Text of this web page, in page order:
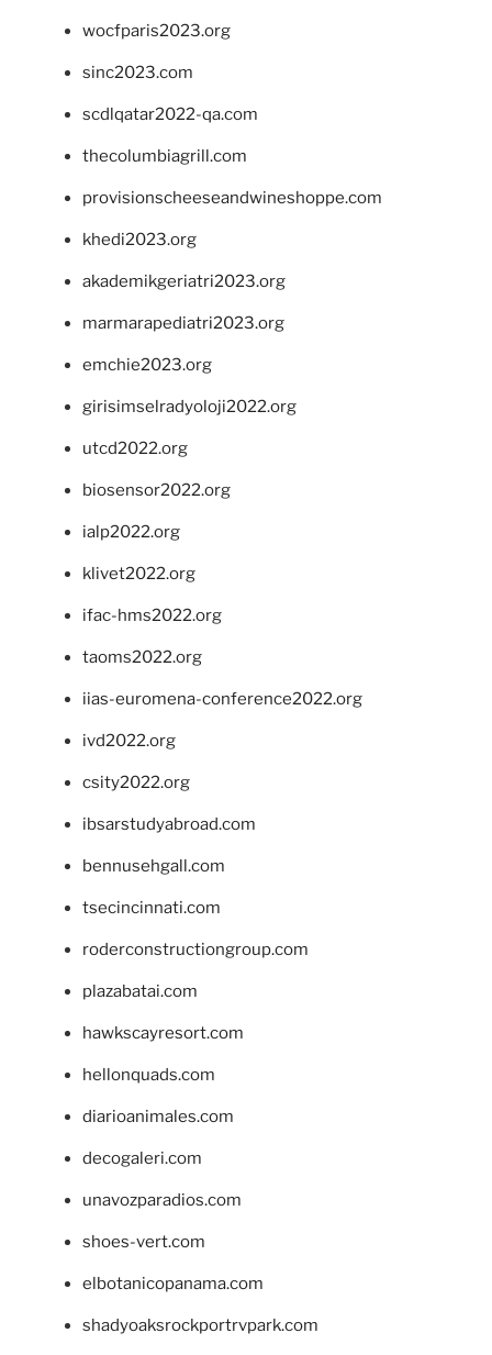
wocfparis2023.org
sinc2023.com
scdlqatar2022-qa.com
thecolumbiagrill.com
provisionscheeseandwineshoppe.com
khedi2023.org
akademikgeriatri2023.org
marmarapediatri2023.org
emchie2023.org
girisimselradyoloji2022.org
utcd2022.org
biosensor2022.org
ialp2022.org
klivet2022.org
ifac-hms2022.org
taoms2022.org
iias-euromena-conference2022.org
ivd2022.org
csity2022.org
ibsarstudyabroad.com
bennusehgall.com
tsecincinnati.com
roderconstructiongroup.com
plazabatai.com
hawkscayresort.com
hellonquads.com
diarioanimales.com
decogaleri.com
unavozparadios.com
shoes-vert.com
elbotanicopanama.com
shadyoaksrockportrvpark.com